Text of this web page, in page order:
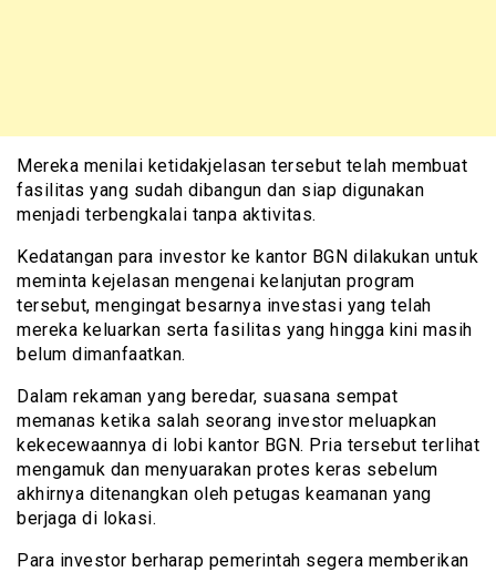
Mereka menilai ketidakjelasan tersebut telah membuat
fasilitas yang sudah dibangun dan siap digunakan
menjadi terbengkalai tanpa aktivitas.
Kedatangan para investor ke kantor BGN dilakukan untuk
meminta kejelasan mengenai kelanjutan program
tersebut, mengingat besarnya investasi yang telah
mereka keluarkan serta fasilitas yang hingga kini masih
belum dimanfaatkan.
Dalam rekaman yang beredar, suasana sempat
memanas ketika salah seorang investor meluapkan
kekecewaannya di lobi kantor BGN. Pria tersebut terlihat
mengamuk dan menyuarakan protes keras sebelum
akhirnya ditenangkan oleh petugas keamanan yang
berjaga di lokasi.
Para investor berharap pemerintah segera memberikan